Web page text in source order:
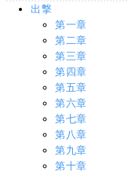
出撃
第一章
第二章
第三章
第四章
第五章
第六章
第七章
第八章
第九章
第十章